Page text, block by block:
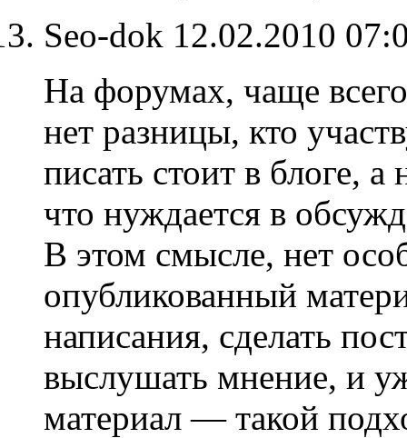
Seo-dok 12.02.2010
На форумах, чаще
нет разницы, кто
писать стоит в блоге,
что нуждается в
В этом смысле, нет
опубликованный
написания, сделать
выслушать мнение, и
материал — такой